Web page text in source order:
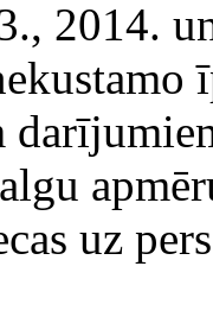
2014.
uz